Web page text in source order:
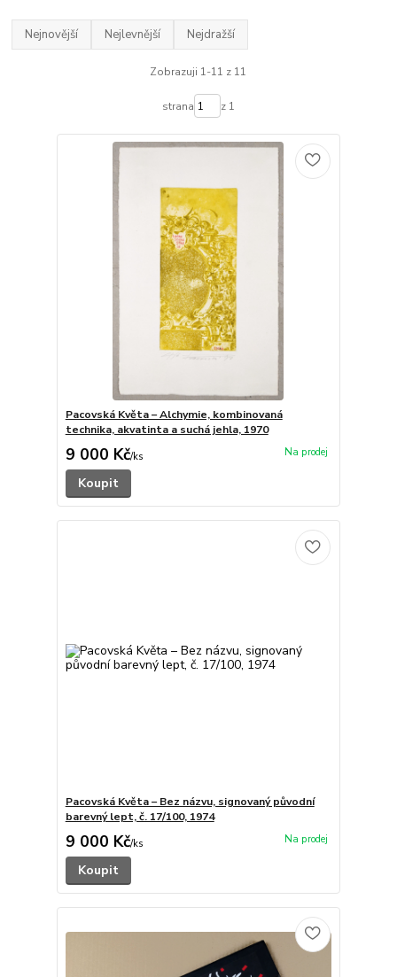
Nejnovější Nejlevnější Nejdražší
Zobrazuji 1-11 z 11
strana z 1
Pacovská Květa – Alchymie, kombinovaná
technika, akvatinta a suchá jehla, 1970
9 000 Kč/ks
Koupit
Pacovská Květa – Bez názvu, signovaný původní
barevný lept, č. 17/100, 1974
9 000 Kč/ks
Koupit